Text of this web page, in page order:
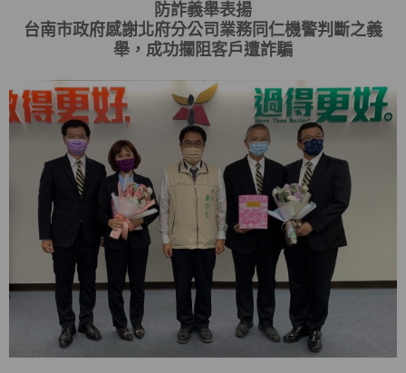
防詐義舉表揚
台南市政府感謝北府分公司業務同仁機警判斷之義
舉，成功攔阻客戶遭詐騙